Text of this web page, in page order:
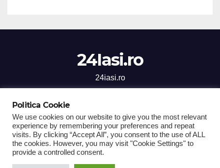
24Iasi.ro
24iasi.ro
Proudly powered by WordPress|Theme: Newsup byThemeansar
Home Stiri Iasi National
Politica Cookie
We use cookies on our website to give you the most relevant
experience by remembering your preferences and repeat
visits. By clicking “Accept All”, you consent to the use of ALL
the cookies. However, you may visit "Cookie Settings" to
provide a controlled consent.